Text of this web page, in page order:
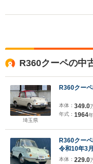
R360クーペの中
埼玉県
R360クー
本体： 349.0
年式： 1964年
R360クー
令和10年3
本体： 229.0